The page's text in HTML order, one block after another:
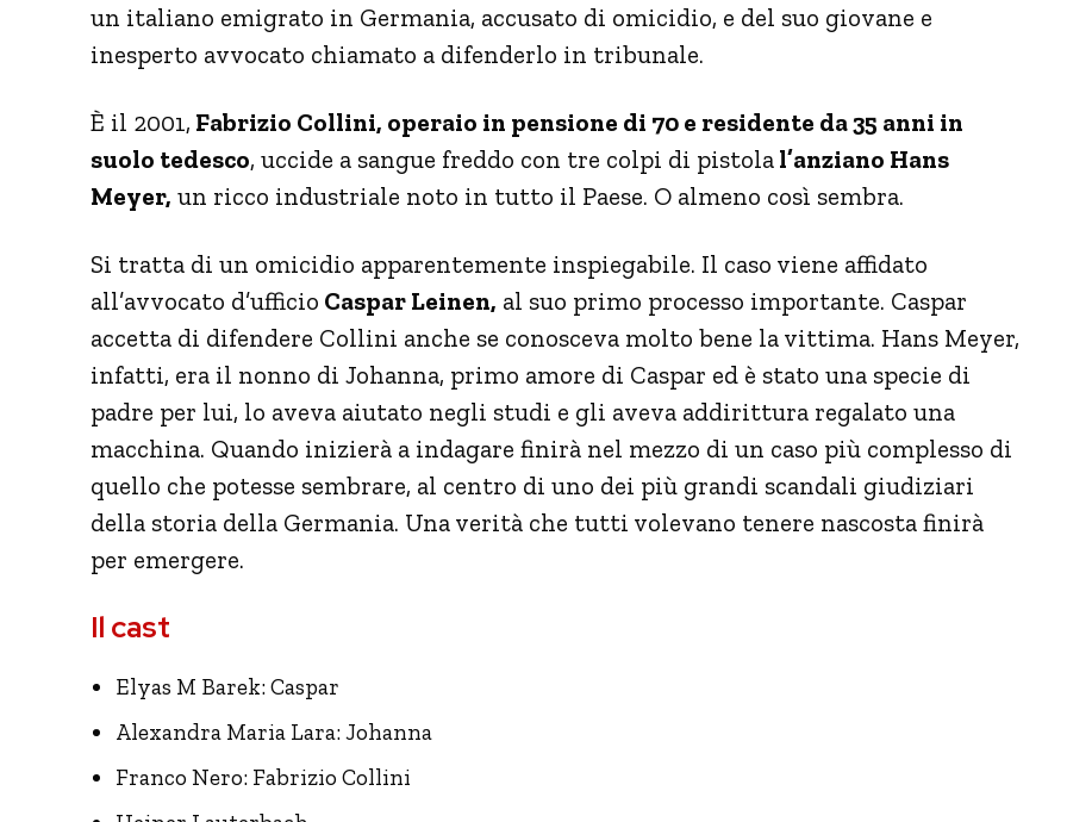
un italiano emigrato in Germania, accusato di omicidio, e del suo giovane e
inesperto avvocato chiamato a difenderlo in tribunale.
È il 2001, Fabrizio Collini, operaio in pensione di 70 e residente da 35 anni in
suolo tedesco, uccide a sangue freddo con tre colpi di pistola l’anziano Hans
Meyer, un ricco industriale noto in tutto il Paese. O almeno così sembra.
Si tratta di un omicidio apparentemente inspiegabile. Il caso viene affidato
all’avvocato d’ufficio Caspar Leinen, al suo primo processo importante. Caspar
accetta di difendere Collini anche se conosceva molto bene la vittima. Hans Meyer,
infatti, era il nonno di Johanna, primo amore di Caspar ed è stato una specie di
padre per lui, lo aveva aiutato negli studi e gli aveva addirittura regalato una
macchina. Quando inizierà a indagare finirà nel mezzo di un caso più complesso di
quello che potesse sembrare, al centro di uno dei più grandi scandali giudiziari
della storia della Germania. Una verità che tutti volevano tenere nascosta finirà
per emergere.
Il cast
Elyas M Barek: Caspar
Alexandra Maria Lara: Johanna
Franco Nero: Fabrizio Collini